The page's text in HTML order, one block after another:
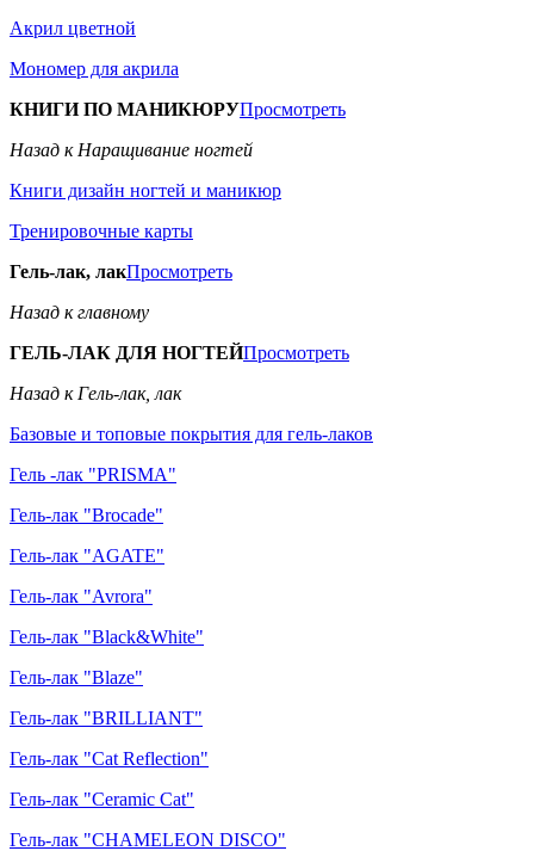
Акрил цветной
Мономер для акрила
КНИГИ ПО МАНИКЮРУПросмотреть
Назад к Наращивание ногтей
Книги дизайн ногтей и маникюр
Тренировочные карты
Гель-лак, лакПросмотреть
Назад к главному
ГЕЛЬ-ЛАК ДЛЯ НОГТЕЙПросмотреть
Назад к Гель-лак, лак
Базовые и топовые покрытия для гель-лаков
Гель -лак "PRISMA"
Гель-лак "Brocade"
Гель-лак "AGATE"
Гель-лак "Avrora"
Гель-лак "Black&White"
Гель-лак "Blaze"
Гель-лак "BRILLIANT"
Гель-лак "Cat Reflection"
Гель-лак "Ceramic Cat"
Гель-лак "CHAMELEON DISCO"